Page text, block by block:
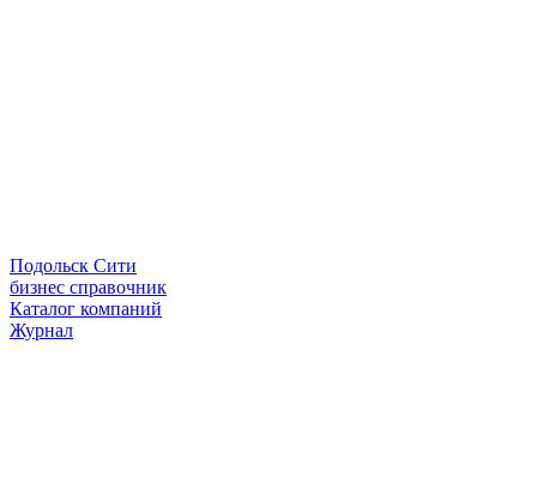
Подольск Сити
бизнес справочник
Каталог компаний
Журнал